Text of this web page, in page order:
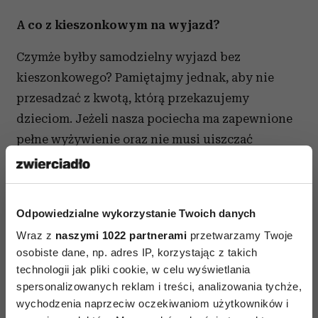
Odpowiedzialne wykorzystanie Twoich danych
Wraz z naszymi 1022 partnerami przetwarzamy Twoje
osobiste dane, np. adres IP, korzystając z takich
technologii jak pliki cookie, w celu wyświetlania
spersonalizowanych reklam i treści, analizowania tychże,
wychodzenia naprzeciw oczekiwaniom użytkowników i
A co z kieszonkowym na wyjazd?
Czymże byłby samodzielny wyjazd bez
kieszonkowego? Pamiętajmy jednak, aby nie
przesadzać z kwotą, którą przekazujemy
dzieciom. Jeżeli nasza pociecha ma zapewnione
pełne wyżywienie oraz nie musi uiszczać
żadnych dodatkowych opłat na miejscu, dajmy
jej tyle, by starczyło na drobne przyjemności.
pieniędzy podczas wyjazdu, przekażmy pewną
kwotę w depozyt wychowawcy – zapewni to
komfort psychiczny zarówno nam, jak i naszemu
dziecku.
„Nie od dziś wiadomo, że dzieci są w stanie